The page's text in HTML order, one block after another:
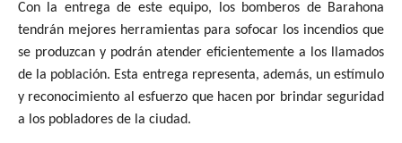
Con la entrega de este equipo, los bomberos de Barahona
tendrán mejores herramientas para sofocar los incendios que
se produzcan y podrán atender eficientemente a los llamados
de la población. Esta entrega representa, además, un estímulo
y reconocimiento al esfuerzo que hacen por brindar seguridad
a los pobladores de la ciudad.